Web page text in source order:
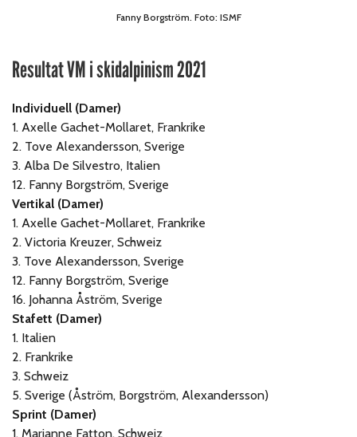
Fanny Borgström. Foto: ISMF
Resultat VM i skidalpinism 2021
Individuell (Damer)
1. Axelle Gachet-Mollaret, Frankrike
2. Tove Alexandersson, Sverige
3. Alba De Silvestro, Italien
12. Fanny Borgström, Sverige
Vertikal (Damer)
1. Axelle Gachet-Mollaret, Frankrike
2. Victoria Kreuzer, Schweiz
3. Tove Alexandersson, Sverige
12. Fanny Borgström, Sverige
16. Johanna Åström, Sverige
Stafett (Damer)
1. Italien
2. Frankrike
3. Schweiz
5. Sverige (Åström, Borgström, Alexandersson)
Sprint (Damer)
1. Marianne Fatton, Schweiz